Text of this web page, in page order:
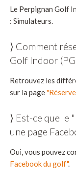
Le Perpignan Golf
: Simulateurs.
⟩ Comment
Golf Indoor
Retrouvez les
sur la page
⟩ Est-ce que le
une page
Oui, vous pouvez
Facebook du golf".